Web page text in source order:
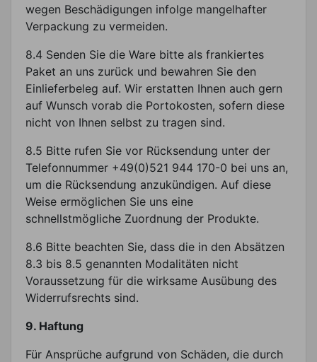
wegen Beschädigungen infolge mangelhafter
Verpackung zu vermeiden.
8.4 Senden Sie die Ware bitte als frankiertes
Paket an uns zurück und bewahren Sie den
Einlieferbeleg auf. Wir erstatten Ihnen auch gern
auf Wunsch vorab die Portokosten, sofern diese
nicht von Ihnen selbst zu tragen sind.
8.5 Bitte rufen Sie vor Rücksendung unter der
Telefonnummer +49(0)521 944 170-0 bei uns an,
um die Rücksendung anzukündigen. Auf diese
Weise ermöglichen Sie uns eine
schnellstmögliche Zuordnung der Produkte.
8.6 Bitte beachten Sie, dass die in den Absätzen
8.3 bis 8.5 genannten Modalitäten nicht
Voraussetzung für die wirksame Ausübung des
Widerrufsrechts sind.
9. Haftung
Für Ansprüche aufgrund von Schäden, die durch